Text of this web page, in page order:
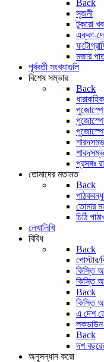
Back
সৃজনী
টুকরো
এক্কা-
মজার
পূর্ববর্তী সংখ্যাগুলি
বিশেষ সম্ভার
Back
প্রসঙ্গঃ
তোমাদের মতামত
Back
তোমার
চিঠি
লেখালিখি
বিবিধ
Back
পোস্টার/
কিস্তি
কিস্তি
Back
কিস্তি
এ দেশ
লকডাউন
Back
দশ
অনুসন্ধান করো